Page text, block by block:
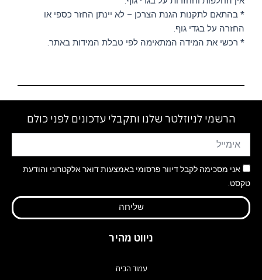
* בהתאם לתקנות הגנת הצרכן – לא יינתן החזר כספי או
החזרה על בגדי גוף.
* רכשי את המידה המתאימה לפי טבלת המידות באתר.
הרשמי לניוזלטר שלנו ותקבלי עדכונים לפני כולם
אני מסכימה לקבל דיוור פרסומי באמצעות דואר אלקטרוני והודעת
טקסט.
שליחה
ניווט מהיר
עמוד הבית